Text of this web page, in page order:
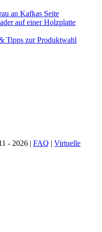
an Kafkas Seite
Tipps zur Produktwahl
- 2026 | FAQ | Virtuelle